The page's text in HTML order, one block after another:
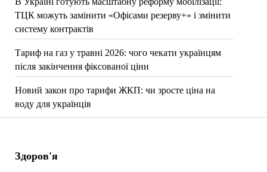
ТЦК можуть замінити «Офісами резерву+» і змінити
систему контрактів
Тариф на газ у травні 2026: чого чекати українцям
після закінчення фіксованої ціни
Новий закон про тарифи ЖКП: чи зросте ціна на
воду для українців
Здоров'я